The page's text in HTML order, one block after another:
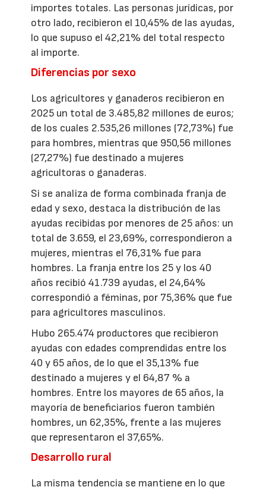
importes totales. Las personas jurídicas, por
otro lado, recibieron el 10,45% de las ayudas,
lo que supuso el 42,21% del total respecto
al importe.
Diferencias por sexo
Los agricultores y ganaderos recibieron en
2025 un total de 3.485,82 millones de euros;
de los cuales 2.535,26 millones (72,73%) fue
para hombres, mientras que 950,56 millones
(27,27%) fue destinado a mujeres
agricultoras o ganaderas.
Si se analiza de forma combinada franja de
edad y sexo, destaca la distribución de las
ayudas recibidas por menores de 25 años: un
total de 3.659, el 23,69%, correspondieron a
mujeres, mientras el 76,31% fue para
hombres. La franja entre los 25 y los 40
años recibió 41.739 ayudas, el 24,64%
correspondió a féminas, por 75,36% que fue
para agricultores masculinos.
Hubo 265.474 productores que recibieron
ayudas con edades comprendidas entre los
40 y 65 años, de lo que el 35,13% fue
destinado a mujeres y el 64,87 % a
hombres. Entre los mayores de 65 años, la
mayoría de beneficiarios fueron también
hombres, un 62,35%, frente a las mujeres
que representaron el 37,65%.
Desarrollo rural
La misma tendencia se mantiene en lo que